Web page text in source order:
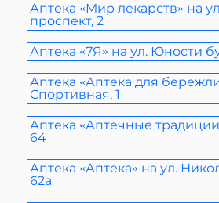
Аптека «Мир лекарств» на
проспект, 2
Аптека «7Я» на ул. Юности
Аптека «Аптека для
Спортивная, 1
Аптека «Аптечные
64
Аптека «Аптека» на ул.
62а